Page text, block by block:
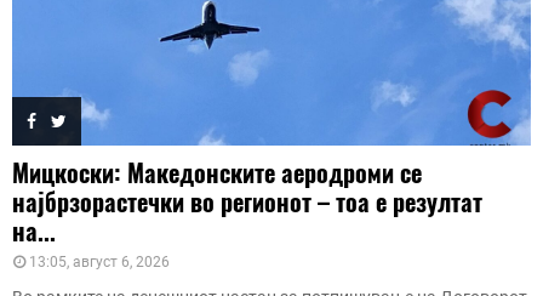
Мицкоски: Македонските аеродроми се
најбрзорастечки во регионот – тоа е резултат
на...
13:05, август 6, 2026